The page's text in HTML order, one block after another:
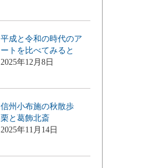
平成と令和の時代のア
ートを比べてみると
2025年12月8日
信州小布施の秋散歩
栗と葛飾北斎
2025年11月14日